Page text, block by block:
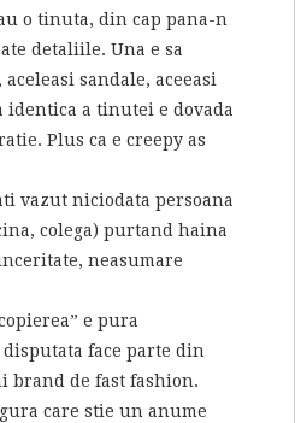
o tinuta, din cap pana-n
detaliile. Una e sa
sandale, aceeasi
identica a tinutei e dovada
Plus ca e creepy as
vazut niciodata persoana
colega) purtand haina
neasumare
e pura
face parte din
brand de fast fashion.
care stie un anume